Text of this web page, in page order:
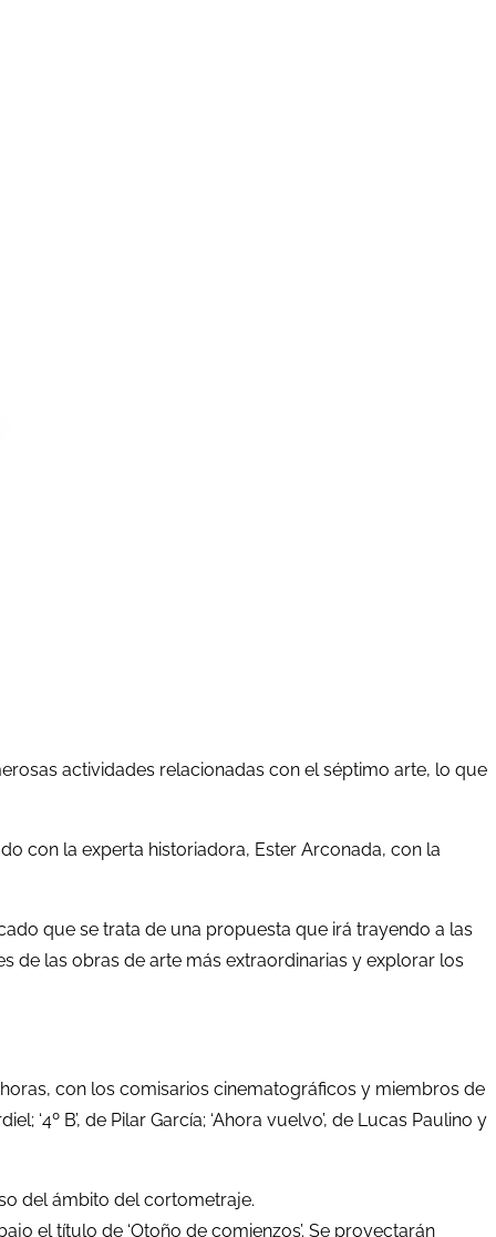
actividades relacionadas con el séptimo arte, lo que
con la experta historiadora, Ester Arconada, con la
que se trata de una propuesta que irá trayendo a las
de las obras de arte más extraordinarias y explorar los
con los comisarios cinematográficos y miembros de
‘4º B’, de Pilar García; ‘Ahora vuelvo’, de Lucas Paulino y
del ámbito del cortometraje.
el título de ‘Otoño de comienzos’. Se proyectarán